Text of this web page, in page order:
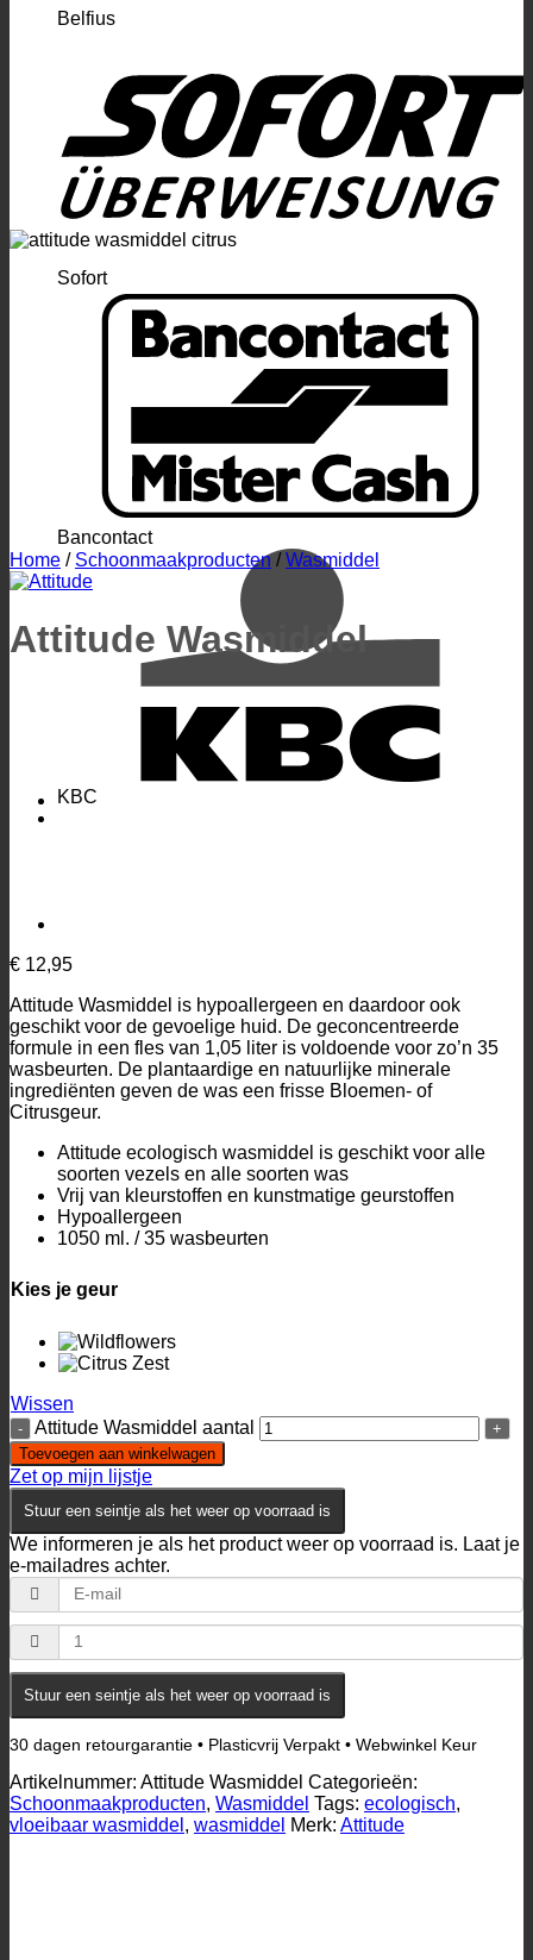
Belfius
Sofort
Bancontact
KBC
Home / Schoonmaakproducten / Wasmiddel
Attitude Wasmiddel
€ 12,95
Attitude Wasmiddel is hypoallergeen en daardoor ook
geschikt voor de gevoelige huid. De geconcentreerde
formule in een fles van 1,05 liter is voldoende voor zo’n 35
wasbeurten. De plantaardige en natuurlijke minerale
ingrediënten geven de was een frisse Bloemen- of
Citrusgeur.
Attitude ecologisch wasmiddel is geschikt voor alle
soorten vezels en alle soorten was
Vrij van kleurstoffen en kunstmatige geurstoffen
Hypoallergeen
1050 ml. / 35 wasbeurten
Kies je geur
Wissen
Attitude Wasmiddel aantal
Toevoegen aan winkelwagen
Zet op mijn lijstje
Stuur een seintje als het weer op voorraad is
We informeren je als het product weer op voorraad is. Laat je
e-mailadres achter.
Stuur een seintje als het weer op voorraad is
30 dagen retourgarantie • Plasticvrij Verpakt • Webwinkel Keur
Artikelnummer: Attitude Wasmiddel Categorieën:
Schoonmaakproducten, Wasmiddel Tags: ecologisch,
vloeibaar wasmiddel , wasmiddel Merk: Attitude